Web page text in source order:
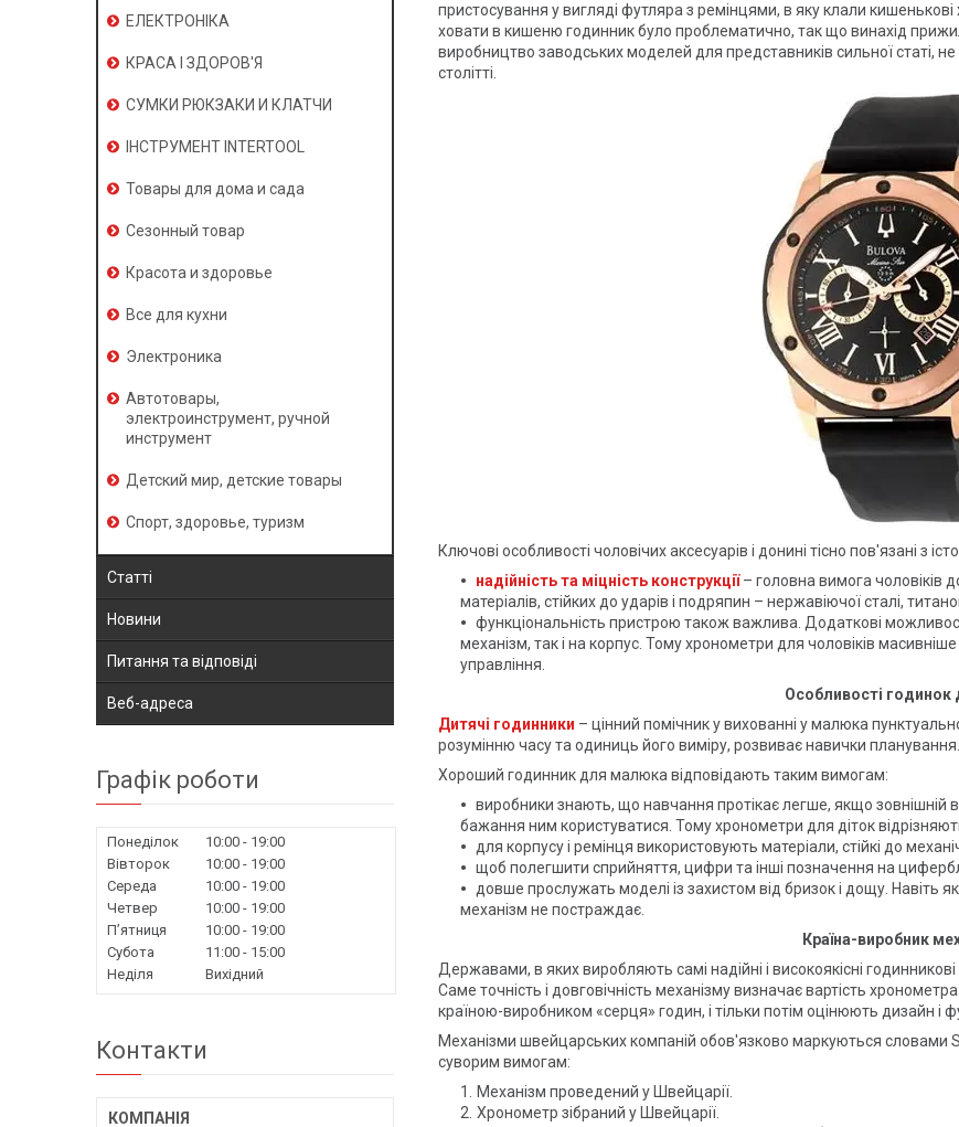
пристосування у вигляді футляра з ремінцями, в яку клали
ховати в кишеню годинник було проблематично, так що винахід
виробництво заводських моделей для представників сильної статі,
столітті.
Ключові особливості чоловічих аксесуарів і донині тісно пов'язані з
надійність та міцність конструкції– головна вимога чоловіків
матеріалів, стійких до ударів і подряпин – нержавіючої сталі,
функціональність пристрою також важлива. Додаткові
механізм, так і на корпус. Тому хронометри для чоловіків
управління.
Особливості годинок
Дитячі годинники – цінний помічник у вихованні у малюка
розумінню часу та одиниць його виміру, розвиває навички планування.
Хороший годинник для малюка відповідають таким вимогам:
виробники знають, що навчання протікає легше, якщо зовнішній
бажання ним користуватися. Тому хронометри для діток
для корпусу і ремінця використовують матеріали, стійкі до
щоб полегшити сприйняття, цифри та інші позначення на
довше прослужать моделі із захистом від бризок і дощу.
механізм не постраждає.
Країна-виробник
Державами, в яких виробляють самі надійні і високоякісні
Саме точність і довговічність механізму визначає вартість
країною-виробником «серця» годин, і тільки потім оцінюють дизайн і
Механізми швейцарських компаній обов'язково маркуються словами
суворим вимогам:
Механізм проведений у Швейцарії.
Хронометр зібраний у Швейцарії.
ЕЛЕКТРОНІКА
КРАСА І ЗДОРОВ'Я
СУМКИ РЮКЗАКИ И КЛАТЧИ
ІНСТРУМЕНТ INTERTOOL
Товары для дома и сада
Сезонный товар
Красота и здоровье
Все для кухни
Электроника
Автотовары,
электроинструмент, ручной
инструмент
Детский мир, детские товары
Спорт, здоровье, туризм
Статті
Новини
Питання та відповіді
Веб-адреса
Графік роботи
Понеділок 10:00
19:00
Вівторок
10:00
19:00
Середа
10:00
19:00
Четвер
10:00
19:00
Пʼятниця
10:00
19:00
Субота
11:00
15:00
Неділя
Вихідний
Контакти